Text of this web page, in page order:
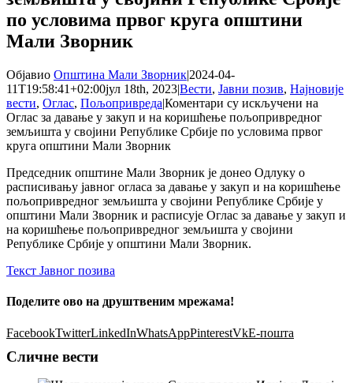
по условима првог круга општини
Мали Зворник
Објавио Општина Мали Зворник|2024-04-
11T19:58:41+02:00јул 18th, 2023|Вести, Јавни позив, Најновије
вести, Оглас, Пољопривреда|Коментари су искључени на
Оглас за давање у закуп и на коришћење пољопривредног
земљишта у својини Републике Србије по условима првог
круга општини Мали Зворник
Председник општине Мали Зворник је донео Одлуку о
расписивању јавног огласа за давање у закуп и на коришћење
пољопривредног земљишта у својини Републике Србије у
општини Мали Зворник и расписује Оглас за давање у закуп и
на коришћење пољопривредног земљишта у својини
Републике Србије у општини Мали Зворник.
Текст Јавног позива
Поделите ово на друштвеним мрежама!
FacebookTwitterLinkedInWhatsAppPinterestVkЕ-пошта
Сличне вести